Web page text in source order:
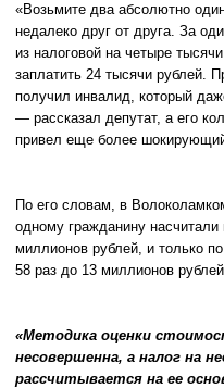
«Возьмите два абсолютно
недалеко друг от друга. За
из налоговой на четыре
заплатить 24 тысячи рублей.
получил инвалид, который
— рассказал депутат, а его
привел еще более
По его словам, в
одному гражданину
миллионов рублей, и только
58 раз до 13 миллионов
«Методика оценки
несовершенна, а налог на
рассчитывается на ее